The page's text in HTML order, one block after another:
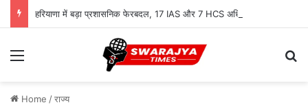
Menu
Home /राज्य